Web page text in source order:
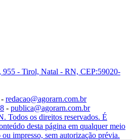
955 - Tirol, Natal - RN, CEP:59020-
- redacao@agorarn.com.br
- publica@agorarn.com.br
Todos os direitos reservados. É
desta página em qualquer meio
impresso, sem autorização prévia.